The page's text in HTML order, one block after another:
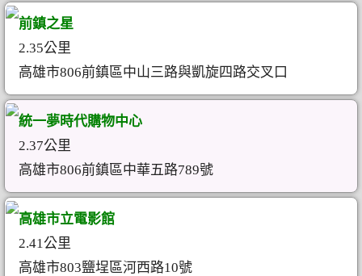
前鎮之星
2.35公里
高雄市806前鎮區中山三路與凱旋四路交叉口
統一夢時代購物中心
2.37公里
高雄市806前鎮區中華五路789號
高雄市立電影館
2.41公里
高雄市803鹽埕區河西路10號